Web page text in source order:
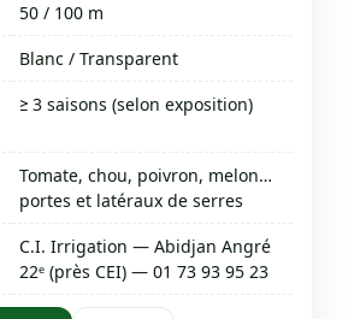
50 / 100 m
Blanc / Transparent
≥ 3 saisons (selon exposition)
Tomate, chou, poivron, melon…
portes et latéraux de serres
C.I. Irrigation — Abidjan Angré
22ᵉ (près CEI) — 01 73 93 95 23